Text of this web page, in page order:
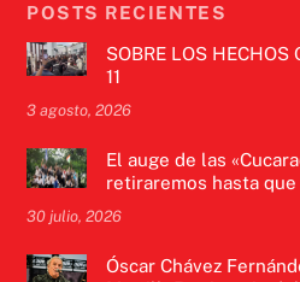
POSTS RECIENTES
SOBRE LOS HECHOS
11
3 agosto, 2026
El auge de las
retiraremos hasta que
30 julio, 2026
Óscar Chávez